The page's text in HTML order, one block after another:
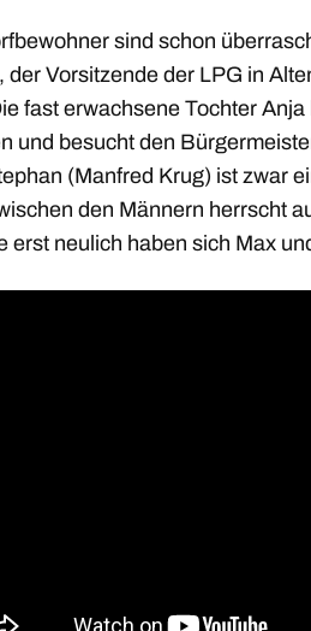
sind schon
der Vorsitzende der LPG in
fast erwachsene Tochter
und besucht den
(Manfred Krug) ist zwar
den Männern herrscht
erst neulich haben sich Max